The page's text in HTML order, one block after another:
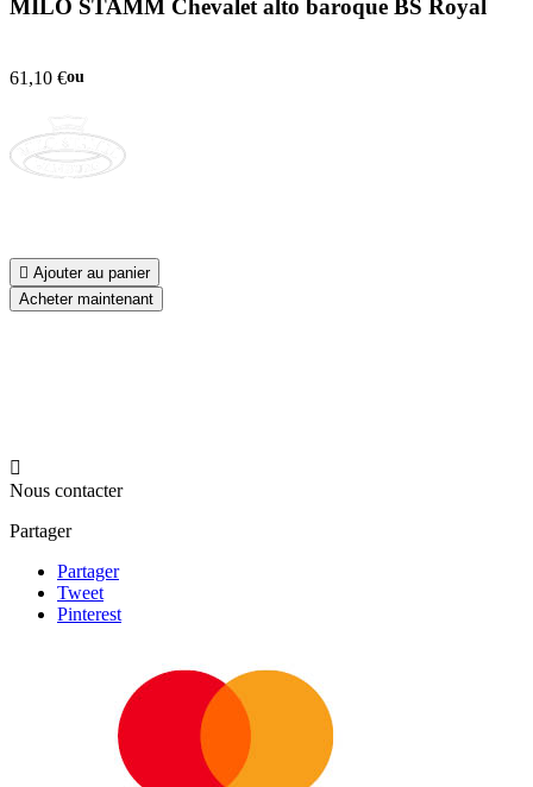
MILO STAMM Chevalet alto baroque BS Royal
61,10 €ou
 Ajouter au panier
Acheter maintenant

Nous contacter
Partager
Partager
Tweet
Pinterest